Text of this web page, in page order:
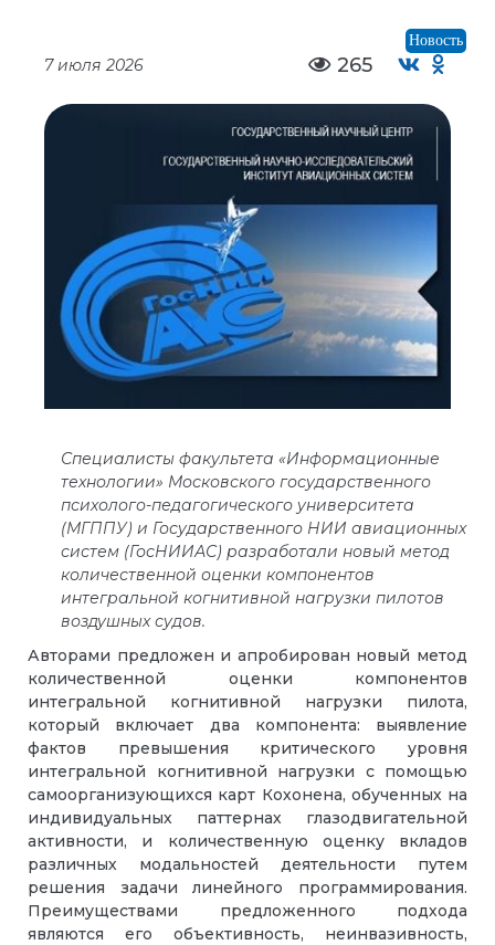
Новость
7 июля 2026 265
Специалисты факультета «Информационные
технологии» Московского государственного
психолого-педагогического университета
(МГППУ) и Государственного НИИ авиационных
систем (ГосНИИАС) разработали новый метод
количественной оценки компонентов
интегральной когнитивной нагрузки пилотов
воздушных судов.
Авторами предложен и апробирован новый метод
количественной оценки компонентов
интегральной когнитивной нагрузки пилота,
который включает два компонента: выявление
фактов превышения критического уровня
интегральной когнитивной нагрузки с помощью
самоорганизующихся карт Кохонена, обученных на
индивидуальных паттернах глазодвигательной
активности, и количественную оценку вкладов
различных модальностей деятельности путем
решения задачи линейного программирования.
Преимуществами предложенного подхода
являются его объективность, неинвазивность,